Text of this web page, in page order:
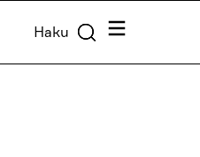
Haku Valikko